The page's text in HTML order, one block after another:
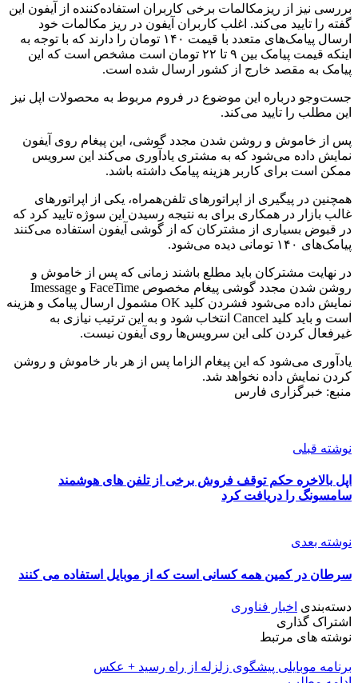
بررسی‌ نیز از ریزمکالمات برخی کاربران استفاده‌کننده از آیفون این
گفته را تایید می‌کند. اغلب کاربران آیفون در ریز مکالمات خود
ارسال پیامک‌‌های متعدد با قیمت ۱۴۰ تومان را دارند که با توجه به
اینکه قیمت پیامک بین ۹ تا ۲۲ تومان است مشخص است که این
پیامک به مقصد خارج از کشور ارسال شده است.
جست‌وجو درباره این موضوع در فروم مربوط به محصولات اپل نیز
این مطلب را تایید می‌کند.
پس از خاموش و روشن شدن مجدد گوشی، این پیغام روی آیفون
نمایش داده می‌شود که به مشتری یادآوری می‌کند این سرویس
ممکن است برای کاربر هزینه پیامک داشته باشد.
همچنین در پیگیری از اپراتورهای تلفن‌همراه، یکی از اپراتورهای
غالب بازار در همکاری برای به نتیجه رسیدن این سوژه تایید کرد که
در قبوض بسیاری از مشترکان که از گوشی آیفون استفاده می‌کنند
پیامک‌های ۱۴۰ تومانی دیده می‌شود.
در نهایت مشترکان باید مطلع باشند زمانی که پس از خاموش و
روشن شدن مجدد گوشی پیغام مخصوص FaceTime و Imessage
نمایش داده می‌شود فشردن کلید OK مشمول ارسال پیامک و هزینه
است و باید کلید Cancel انتخاب شود و به این ترتیب نیازی به
غیرفعال کردن کلی این سرویس‌ها روی آیفون نیست.
یادآوری می‌شود که این پیغام الزاما پس از هر بار خاموش و روشن
کردن نمایش داده نخواهد شد.
منبع: خبرگزاری فارس
نوشته قبلی
اپل بالاخره حکم توقف فروش برخی از تلفن های هوشمند
سامسونگ را دریافت کرد
نوشته بعدی
سرطان در کمین همه کسانی است که از موبایل استفاده می کنند
دسته‌بندی اخبار فناوری
اشتراک گذاری
نوشته های مرتبط
برنامه موبایلی پیشگوی زلزله از راه رسید + عکس